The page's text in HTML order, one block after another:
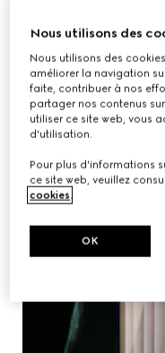
Nous utilisons des
Nous utilisons des
améliorer la navigation
faite, contribuer à nos
partager nos contenus
utiliser ce site web, vous
d'utilisation.
Pour plus d'informations
ce site web, veuillez
cookies.
OK